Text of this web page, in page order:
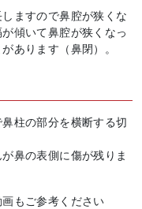
ますので鼻腔が狭くな
傾いて鼻腔が狭くなっ
あります（鼻閉）。
柱の部分を横断する切
鼻の表側に傷が残りま
もご参考ください